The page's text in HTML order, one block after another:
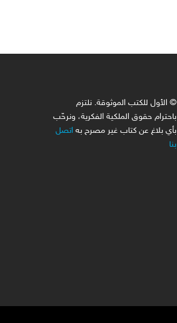
© الأول للكتب الموثوقة. نلتزم
باحترام حقوق الملكية الفكرية، ونرحّب
بأي بلاغ عن كتاب غير مصرح به اتصل
بنا